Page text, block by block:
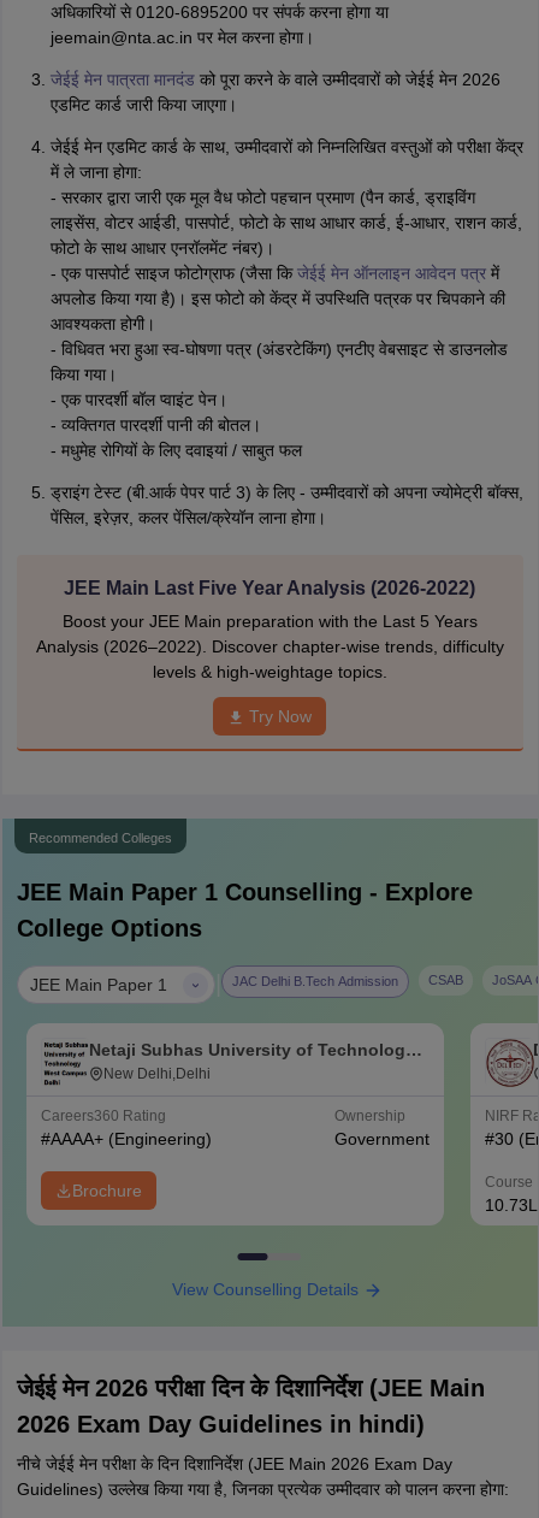
अधिकारियों से 0120-6895200 पर संपर्क करना होगा या
jeemain@nta.ac.in पर मेल करना होगा।
जेईई मेन पात्रता मानदंडको पूरा करने के वाले उम्मीदवारों को जेईई मेन 2026
एडमिट कार्ड जारी किया जाएगा।
जेईई मेन एडमिट कार्ड के साथ, उम्मीदवारों को निम्नलिखित वस्तुओं को परीक्षा केंद्र
में ले जाना होगा:
- सरकार द्वारा जारी एक मूल वैध फोटो पहचान प्रमाण (पैन कार्ड, ड्राइविंग
लाइसेंस, वोटर आईडी, पासपोर्ट, फोटो के साथ आधार कार्ड, ई-आधार, राशन कार्ड,
फोटो के साथ आधार एनरॉलमेंट नंबर)।
- एक पासपोर्ट साइज फोटोग्राफ (जैसा किजेईई मेन ऑनलाइन आवेदन पत्रमें
अपलोड किया गया है)। इस फोटो को केंद्र में उपस्थिति पत्रक पर चिपकाने की
आवश्यकता होगी।
- विधिवत भरा हुआ स्व-घोषणा पत्र (अंडरटेकिंग) एनटीए वेबसाइट से डाउनलोड
किया गया।
- एक पारदर्शी बॉल प्वाइंट पेन।
- व्यक्तिगत पारदर्शी पानी की बोतल।
- मधुमेह रोगियों के लिए दवाइयां / साबुत फल
ड्राइंग टेस्ट (बी.आर्क पेपर पार्ट 3) के लिए - उम्मीदवारों को अपना ज्योमेट्री बॉक्स,
पेंसिल, इरेज़र, कलर पेंसिल/क्रेयॉन लाना होगा।
JEE Main Last Five Year Analysis (2026-2022)
Boost your JEE Main preparation with the Last 5 Years
Analysis (2026–2022). Discover chapter-wise trends, difficulty
levels & high-weightage topics.
Try Now
Recommended Colleges
JEE Main Paper 1Counselling - Explore
College Options
JEE Main Paper 1 JAC Delhi B.Tech Admission CSAB JoSAA
Netaji Subhas University of Technology
West Campus, Delhi
New Delhi,Delhi
Careers360 Rating
#AAAA+ (Engineering)
Ownership
Government
Brochure
NIRF
#30
Course
10.73L
View Counselling Details
जेईई मेन 2026 परीक्षा दिन के दिशानिर्देश (JEE Main
2026 Exam Day Guidelines in hindi)
नीचे जेईई मेन परीक्षा के दिन दिशानिर्देश (JEE Main 2026 Exam Day
Guidelines) उल्लेख किया गया है, जिनका प्रत्येक उम्मीदवार को पालन करना होगा: